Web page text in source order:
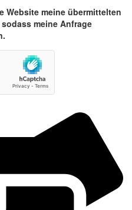
Website meine übermittelten
meine Anfrage